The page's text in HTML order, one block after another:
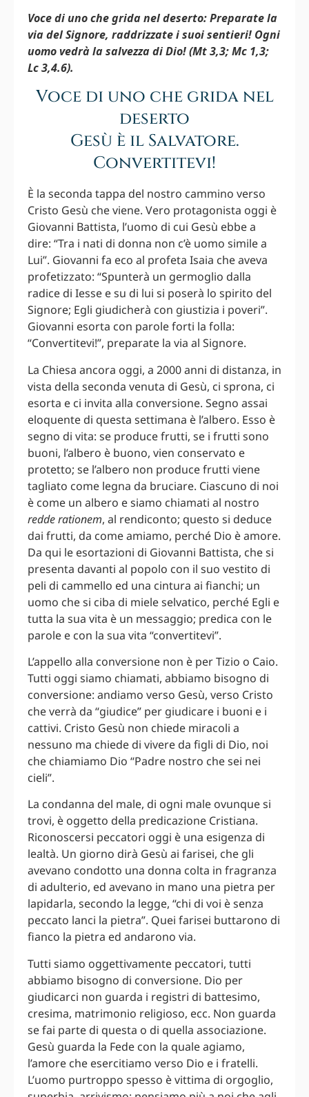
Voce di uno che grida nel deserto: Preparate la
via del Signore, raddrizzate i suoi sentieri! Ogni
uomo vedrà la salvezza di Dio! (Mt 3,3; Mc 1,3;
Lc 3,4.6).
Voce di uno che grida nel
deserto
Gesù è il Salvatore.
Convertitevi!
È la seconda tappa del nostro cammino verso
Cristo Gesù che viene. Vero protagonista oggi è
Giovanni Battista, l’uomo di cui Gesù ebbe a
dire: “Tra i nati di donna non c’è uomo simile a
Lui”. Giovanni fa eco al profeta Isaia che aveva
profetizzato: “Spunterà un germoglio dalla
radice di Iesse e su di lui si poserà lo spirito del
Signore; Egli giudicherà con giustizia i poveri”.
Giovanni esorta con parole forti la folla:
“Convertitevi!”, preparate la via al Signore.
La Chiesa ancora oggi, a 2000 anni di distanza, in
vista della seconda venuta di Gesù, ci sprona, ci
esorta e ci invita alla conversione. Segno assai
eloquente di questa settimana è l’albero. Esso è
segno di vita: se produce frutti, se i frutti sono
buoni, l’albero è buono, vien conservato e
protetto; se l’albero non produce frutti viene
tagliato come legna da bruciare. Ciascuno di noi
è come un albero e siamo chiamati al nostro
redde rationem, al rendiconto; questo si deduce
dai frutti, da come amiamo, perché Dio è amore.
Da qui le esortazioni di Giovanni Battista, che si
presenta davanti al popolo con il suo vestito di
peli di cammello ed una cintura ai fianchi; un
uomo che si ciba di miele selvatico, perché Egli e
tutta la sua vita è un messaggio; predica con le
parole e con la sua vita “convertitevi”.
L’appello alla conversione non è per Tizio o Caio.
Tutti oggi siamo chiamati, abbiamo bisogno di
conversione: andiamo verso Gesù, verso Cristo
che verrà da “giudice” per giudicare i buoni e i
cattivi. Cristo Gesù non chiede miracoli a
nessuno ma chiede di vivere da figli di Dio, noi
che chiamiamo Dio “Padre nostro che sei nei
cieli”.
La condanna del male, di ogni male ovunque si
trovi, è oggetto della predicazione Cristiana.
Riconoscersi peccatori oggi è una esigenza di
lealtà. Un giorno dirà Gesù ai farisei, che gli
avevano condotto una donna colta in fragranza
di adulterio, ed avevano in mano una pietra per
lapidarla, secondo la legge, “chi di voi è senza
peccato lanci la pietra”. Quei farisei buttarono di
fianco la pietra ed andarono via.
Tutti siamo oggettivamente peccatori, tutti
abbiamo bisogno di conversione. Dio per
giudicarci non guarda i registri di battesimo,
cresima, matrimonio religioso, ecc. Non guarda
se fai parte di questa o di quella associazione.
Gesù guarda la Fede con la quale agiamo,
l’amore che esercitiamo verso Dio e i fratelli.
L’uomo purtroppo spesso è vittima di orgoglio,